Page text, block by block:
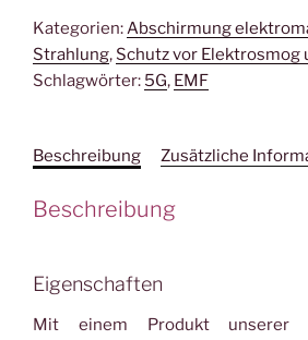
SAFECAVE
Abschirmbaldachin
|
Menge
Kategorien:Abschirmung
Strahlung, Schutz vor Elektrosmog
Schlagwörter: 5G, EMF
Beschreibung Zusätzliche
Beschreibung
Eigenschaften
Mit einem Produkt unserer